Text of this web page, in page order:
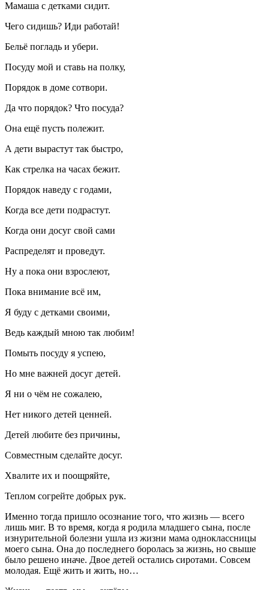
Мамаша с детками сидит.
Чего сидишь? Иди работай!
Бельё погладь и убери.
Посуду мой и ставь на полку,
Порядок в доме сотвори.
Да что порядок? Что посуда?
Она ещё пусть полежит.
А дети вырастут так быстро,
Как стрелка на часах бежит.
Порядок наведу с годами,
Когда все дети подрастут.
Когда они досуг свой сами
Распределят и проведут.
Ну а пока они взрослеют,
Пока внимание всё им,
Я буду с детками своими,
Ведь каждый мною так любим!
Помыть посуду я успею,
Но мне важней досуг детей.
Я ни о чём не сожалею,
Нет никого детей ценней.
Детей любите без причины,
Совместным сделайте досуг.
Хвалите их и поощряйте,
Теплом согрейте добрых рук.
Именно тогда пришло осознание того, что жизнь — всего
лишь миг. В то время, когда я родила младшего сына, после
изнурительной болезни ушла из жизни мама одноклассницы
моего сына. Она до последнего боролась за жизнь, но свыше
было решено иначе. Двое детей остались сиротами. Совсем
молодая. Ещё жить и жить, но…